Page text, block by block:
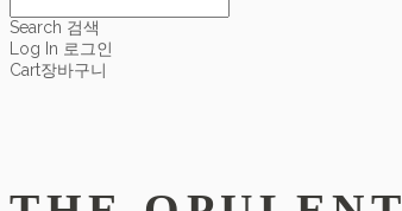
Search 검색
Log In 로그인
Cart장바구니